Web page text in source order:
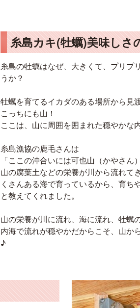
糸島カキ(牡蠣)美味しさ
糸島の牡蠣はなぜ、大きくて、プリプ
うか？
牡蠣を育てるイカダのある場所から見
こっちにも山！
ここは、山に周囲を囲まれた穏やかな
糸島漁協の鹿毛さんは
「ここの沖合いには可也山（かやさ
山の腐葉土などの栄養が川から流れて
くさんある海で育っているから、育ち
と教えてくれました。
山の栄養が川に流れ、海に流れ、牡蠣
内海で流れが穏やかだからこそ、山か
♪